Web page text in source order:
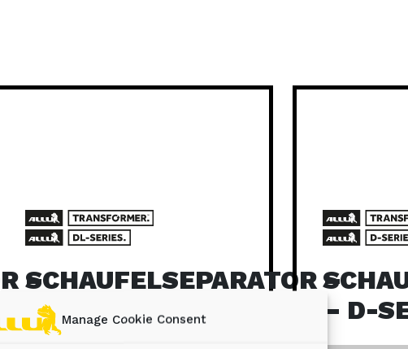
Manage Cookie Consent
–
SCHAUFELSEPARATOR –
DL-SERIE
– D-